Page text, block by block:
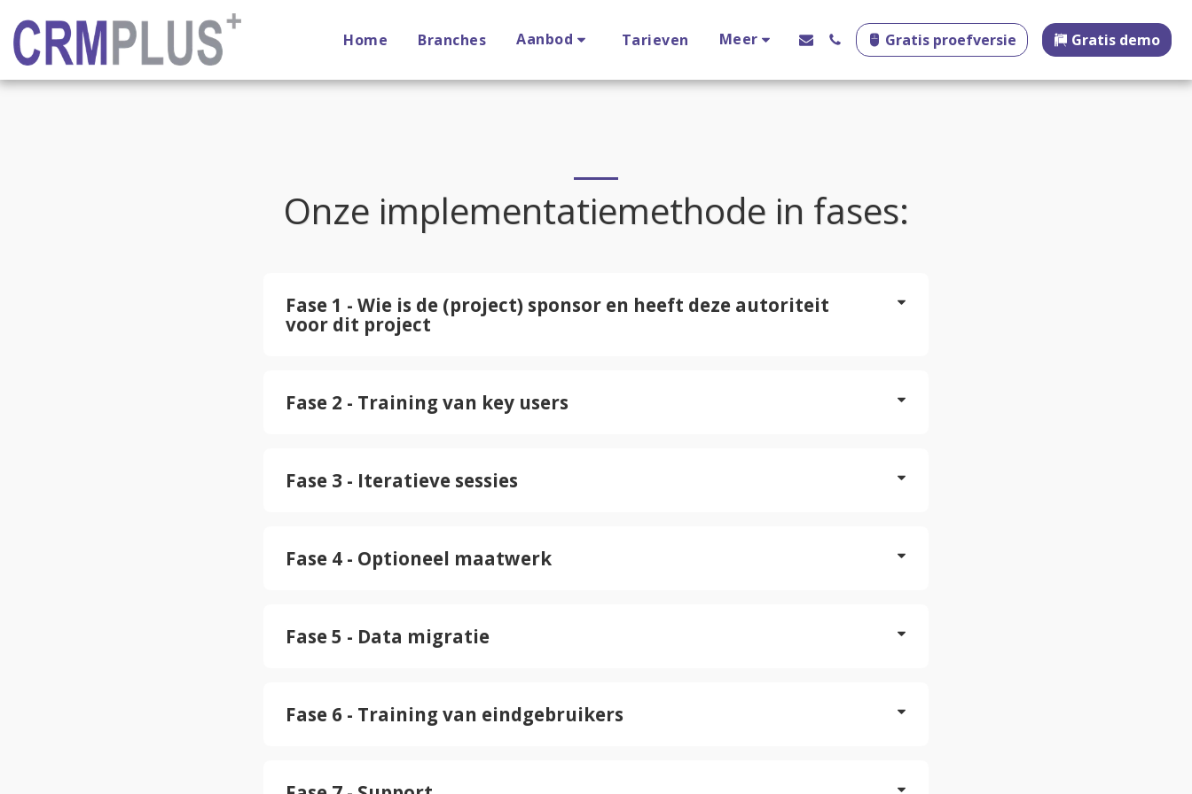
Home Branches Aanbod Tarieven Meer Gratis proefversie Gratis demo
Onze implementatiemethode in fases:
Fase 1 - Wie is de (project) sponsor en heeft deze autoriteit
voor dit project
Fase 2 - Training van key users
Fase 3 - Iteratieve sessies
Fase 4 - Optioneel maatwerk
Fase 5 - Data migratie
Fase 6 - Training van eindgebruikers